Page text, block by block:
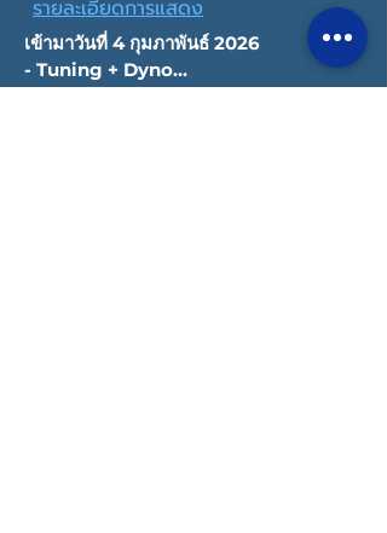
รายละเอียดการแสดง
เข้ามาวันที่ 4 กุมภาพันธ์ 2026
- Tuning + Dyno